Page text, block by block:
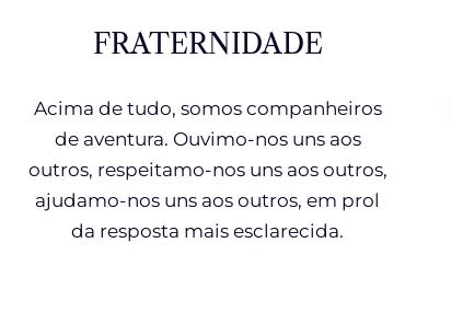
FRATERNIDADE
Acima de tudo, somos companheiros
de aventura. Ouvimo-nos uns aos
outros, respeitamo-nos uns aos outros,
ajudamo-nos uns aos outros, em prol
da resposta mais esclarecida.